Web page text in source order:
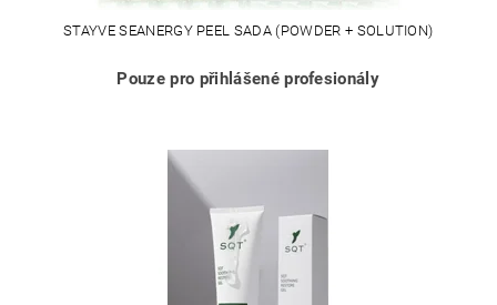
STAYVE SEANERGY PEEL SADA (POWDER + SOLUTION)
Pouze pro přihlášené profesionály